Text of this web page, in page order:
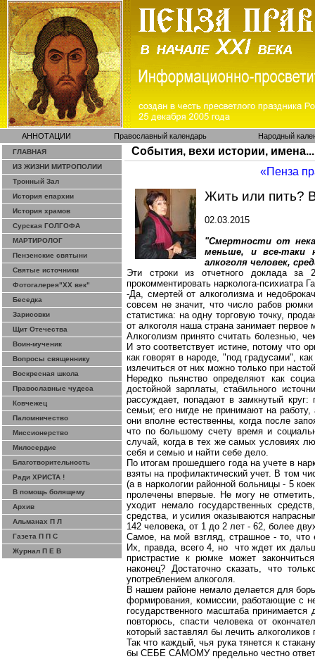
АННОТАЦИИ Православный календарь Народный
ГЛАВНАЯ
ИЗ ЖИЗНИ МИТРОПОЛИИ
Тронный Зал
История епархии
История храмов
Сурская ГОЛГОФА
МАРТИРОЛОГ
Пензенские святыни
Святые источники
Фотогалерея"ХХ век"
Беседка
Зарисовки
Щит Отечества
Воин-мученик
Вопросы священнику
Воскресная школа
Православные чудеса
Ковчежец
Паломничество
Миссионерство
Милосердие
Благотворительность
Ради ХРИСТА !
В помощь болящему
Архив
Альманах П Л
Газета П П С
Журнал П Е В
События, вехи истории, имена...
«Пенза
Жить или пить?
02.03.2015
"Смертности от
меньше, и все-таки
алкоголя человек,
Эти строки из отчетного доклада за
прокомментировать нарколога-психиатра
-Да, смертей от алкоголизма и
совсем не значит, что число рабов
статистика: на одну торговую точку,
от алкоголя наша страна занимает первое
Алкоголизм принято считать болезнью,
И это соответствует истине, потому что
как говорят в народе, "под градусами",
излечиться от них можно только при
Нередко пьянство определяют как
достойной зарплаты, стабильного
рассуждает, попадают в замкнутый
семьи; его нигде не принимают на
они вполне естественны, когда после
что по большому счету время и
случай, когда в тех же самых условиях
себя и семью и найти себе дело.
По итогам прошедшего года на учете в
взяты на профилактический учет. В том
(а в наркологии районной больницы - 5
пролечены впервые. Не могу не
уходит немало государственных
средства, и усилия оказываются
142 человека, от 1 до 2 лет - 62, более
Самое, на мой взгляд, страшное - то, что
Их, правда, всего 4, но что ждет их
пристрастие к рюмке может
наконец? Достаточно сказать, что
употреблением алкоголя.
В нашем районе немало делается для
формирования, комиссии, работающие с
государственного масштаба
повторюсь, спасти человека от
который заставлял бы лечить
Так что каждый, чья рука тянется к
бы СЕБЕ САМОМУ предельно честно